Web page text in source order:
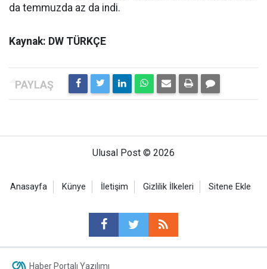
da temmuzda az da indi.
Kaynak: DW TÜRKÇE
Ulusal Post © 2026
Anasayfa Künye İletişim Gizlilik İlkeleri Sitene Ekle
Haber Portalı Yazılımı